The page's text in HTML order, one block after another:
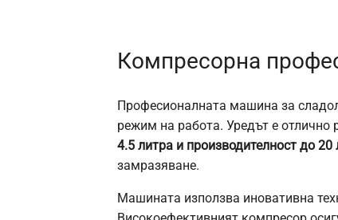
Компресорна
Професионалната машина за
режим на работа. Уредът е отлично
4.5 литра и производителност до 20
замразяване.
Машината използва иновативна